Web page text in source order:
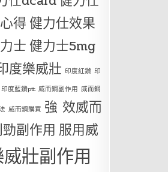
得健力仕效果
士健力士5mg
度樂威壯 印度紅鑽 印
印度藍鑽ptt 威而鋼副作用 威而鋼
威而鋼購買 強 效威而
副作用 服用威
壯副作用